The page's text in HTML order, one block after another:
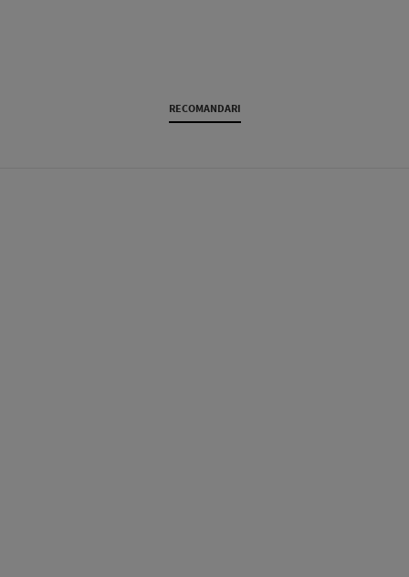
RECOMANDARI